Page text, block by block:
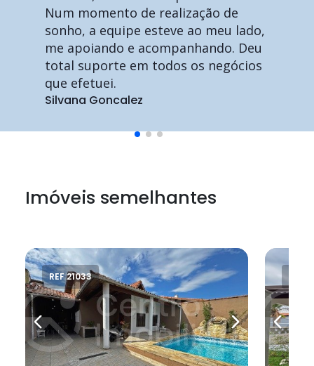
Num momento de realização de
sonho, a equipe esteve ao meu lado,
me apoiando e acompanhando. Deu
total suporte em todos os negócios
que efetuei.
Silvana Goncalez
Imóveis semelhantes
REF 21033